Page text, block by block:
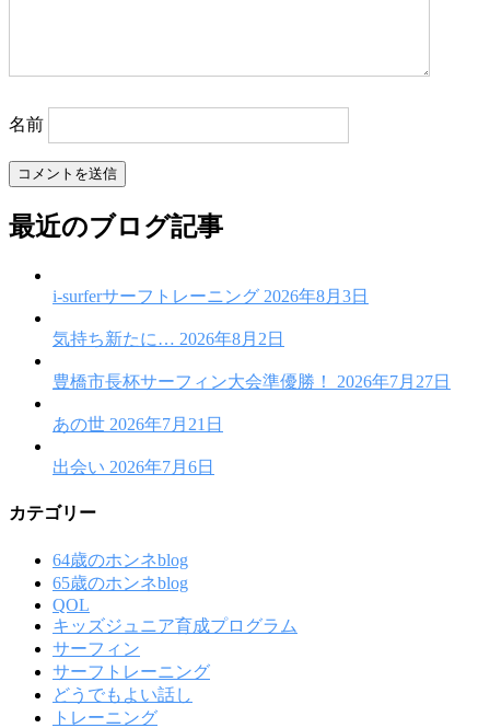
名前
最近のブログ記事
i-surferサーフトレーニング 2026年8月3日
気持ち新たに… 2026年8月2日
豊橋市長杯サーフィン大会準優勝！ 2026年7月27日
あの世 2026年7月21日
出会い 2026年7月6日
カテゴリー
64歳のホンネblog
65歳のホンネblog
QOL
キッズジュニア育成プログラム
サーフィン
サーフトレーニング
どうでもよい話し
トレーニング